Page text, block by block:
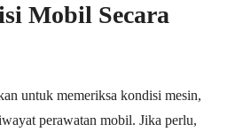
Mobil Secara
untuk memeriksa kondisi mesin,
perawatan mobil. Jika perlu,